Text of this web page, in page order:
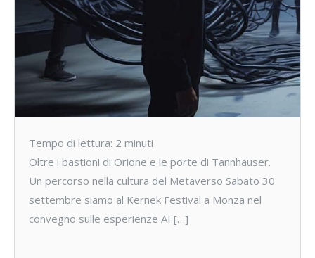
Tempo di lettura: 2 minuti
Oltre i bastioni di Orione e le porte di Tannhäuser.
Un percorso nella cultura del Metaverso Sabato 30
settembre siamo al Kernek Festival a Monza nel
convegno sulle esperienze AI […]